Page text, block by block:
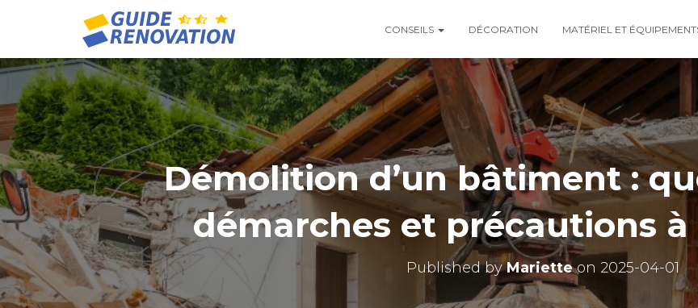
CONSEILS DÉCORATION MATÉRIEL ET
Démolition d’un bâtiment :
démarches et précautions à
Published byMarietteon 2025-04-01